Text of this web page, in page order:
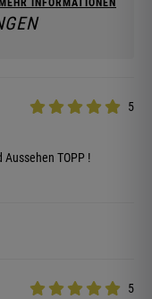
MEHR INFORMATIONEN
5
TOPP !
5